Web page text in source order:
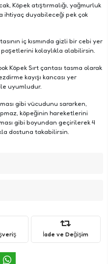
Köpek atıştırmalığı, yağmurluk
ihtiyaç duyabileceği pek çok
iç kısmında gizli bir cebi yer
kolaylıkla alabilirsin.
Köpek Sırt çantası tasma olarak
kayışı kancası yer
uyumludur.
gibi vücudunu sararken,
köpeğinin hareketlerini
gibi boyundan geçirilerek 4
dostuna takabilirsin.
İade ve Değişim